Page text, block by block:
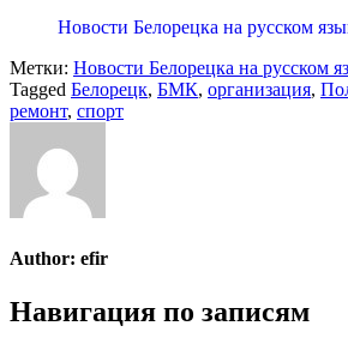
Новости Белорецка на русском
Метки: Новости Белорецка на русском
Tagged Белорецк, БМК, организация,
ремонт, спорт
Author: efir
Навигация по записям